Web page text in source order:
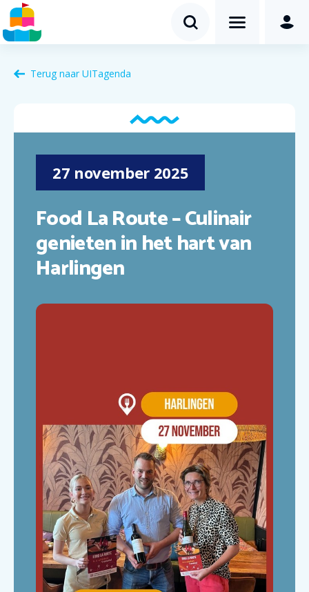
Terug naar UITagenda
27 november 2025
Food La Route – Culinair
genieten in het hart van
Harlingen